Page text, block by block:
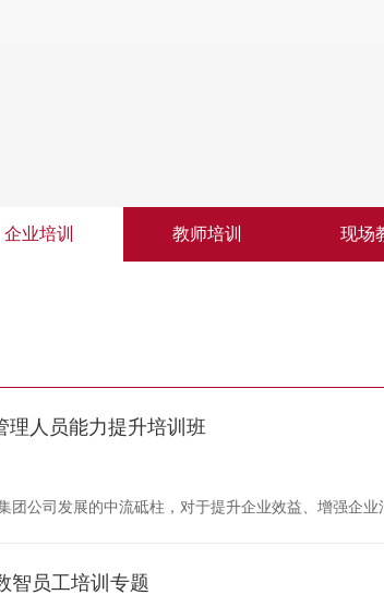
企业培训 教师培训 现场
理人员能力提升培训班
智员工培训专题